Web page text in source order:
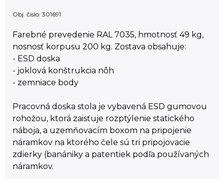
Obj. čislo: 301691
Farebné prevedenie RAL 7035, hmotnosť 49 kg,
nosnosť korpusu 200 kg. Zostava obsahuje:
- ESD doska
- joklová konštrukcia nôh
- zemniace body
Pracovná doska stola je vybavená ESD gumovou
rohožou, ktorá zaisťuje rozptýlenie statického
náboja, a uzemňovacím boxom na pripojenie
náramkov na ktorého čele sú tri pripojovacie
zdierky (banániky a patentiek podľa používaných
náramkov.